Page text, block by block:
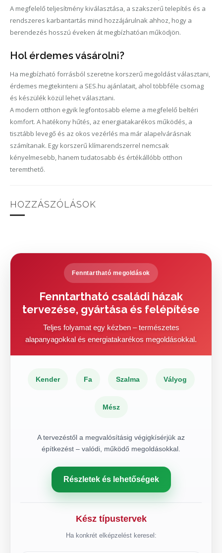
A megfelelő teljesítmény kiválasztása, a szakszerű telepítés és a
rendszeres karbantartás mind hozzájárulnak ahhoz, hogy a
berendezés hosszú éveken át megbízhatóan működjön.
Hol érdemes vásárolni?
Ha megbízható forrásból szeretne korszerű megoldást választani,
érdemes megtekinteni a SES.hu ajánlatait, ahol többféle csomag
és készülék közül lehet választani.
A modern otthon egyik legfontosabb eleme a megfelelő beltéri
komfort. A hatékony hűtés, az energiatakarékos működés, a
tisztább levegő és az okos vezérlés ma már alapelvárásnak
számítanak. Egy korszerű klímarendszerrel nemcsak
kényelmesebb, hanem tudatosabb és értékállóbb otthon
teremthető.
HOZZÁSZÓLÁSOK
Fenntartható megoldások
Fenntartható családi házak
tervezése, gyártása és felépítése
Teljes folyamat egy kézben – természetes
alapanyagokkal és energiatakarékos megoldásokkal.
Kender Fa Szalma Vályog
Mész
A tervezéstől a megvalósításig végigkísérjük az
építkezést – valódi, működő megoldásokkal.
Részletek és lehetőségek
Kész típustervek
Ha konkrét elképzelést keresel: